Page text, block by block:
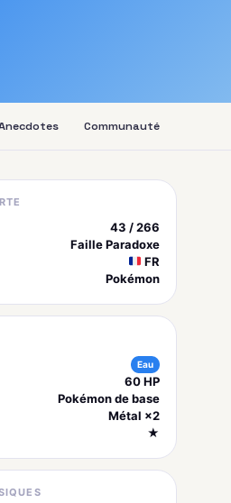
Communauté
43 / 266
Faille Paradoxe
FR
Pokémon
Eau
60 HP
Pokémon de base
Métal ×2
★